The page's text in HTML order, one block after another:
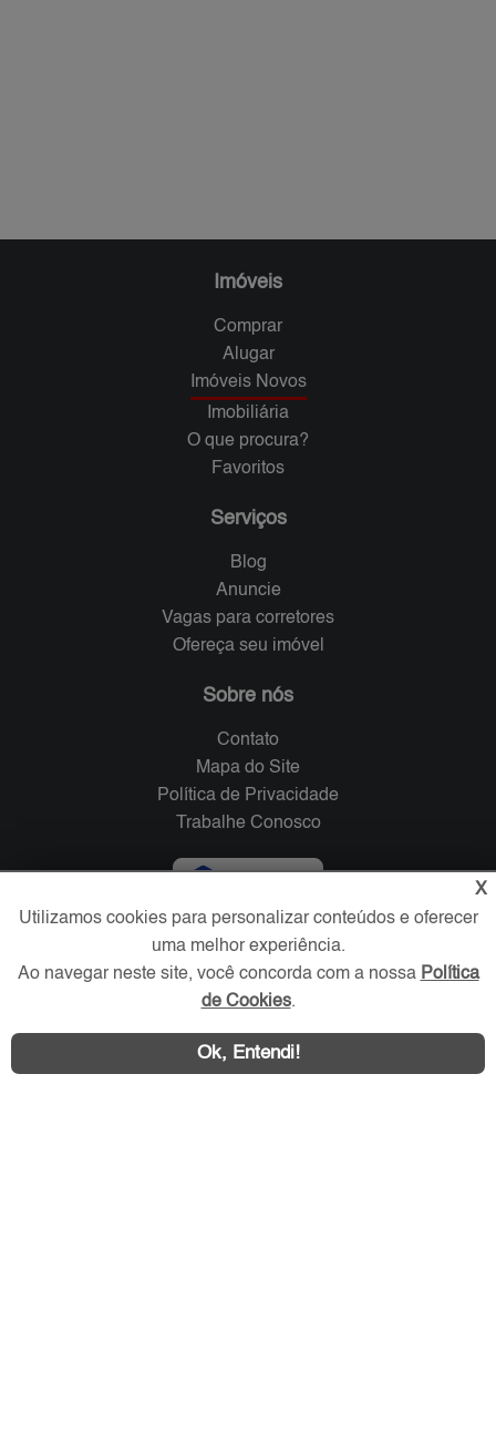
Imóveis
Comprar
Alugar
Imóveis Novos
Imobiliária
O que procura?
Favoritos
Serviços
Blog
Anuncie
Vagas para corretores
Ofereça seu imóvel
Sobre nós
Contato
Mapa do Site
Política de Privacidade
Trabalhe Conosco
Verificada por
Redes Sociais
X
Utilizamos cookies para personalizar conteúdos e oferecer
uma melhor experiência.
Ao navegar neste site, você concorda com a nossa Política
de Cookies.
Ok, Entendi!